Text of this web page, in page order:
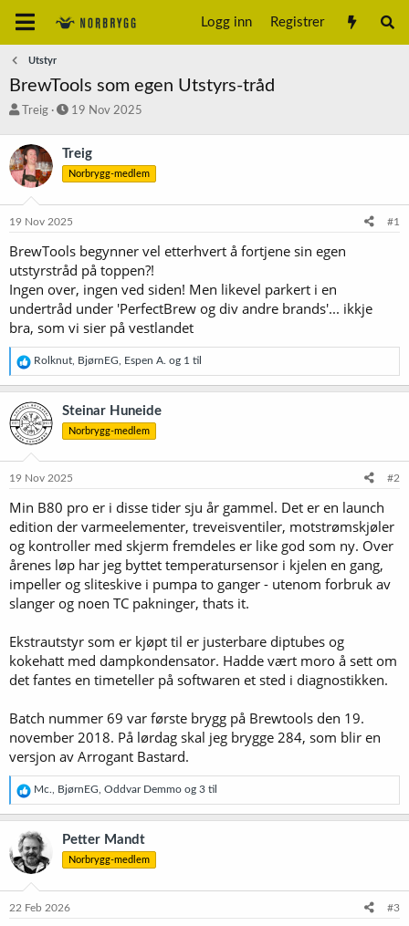
Logg inn Registrer
Utstyr
BrewTools som egen Utstyrs-tråd
T
å
d
s
a
e
r
Treig
S
r
t
a
t
19 Nov 2025
Treig
Norbrygg-medlem
19 Nov 2025 #1
BrewTools begynner vel etterhvert å fortjene sin egen
utstyrstråd på toppen?!
Ingen over, ingen ved siden! Men likevel parkert i en
undertråd under 'PerfectBrew og div andre brands'... ikkje
bra, som vi sier på vestlandet
R
e
a
k
s
j
o
e
Rolknut BjørnEG Espen A. og 1 til
Steinar Huneide
Norbrygg-medlem
19 Nov 2025 #2
Min B80 pro er i disse tider sju år gammel. Det er en launch
edition der varmeelementer, treveisventiler, motstrømskjøler
og kontroller med skjerm fremdeles er like god som ny. Over
årenes løp har jeg byttet temperatursensor i kjelen en gang,
impeller og sliteskive i pumpa to ganger - utenom forbruk av
slanger og noen TC pakninger, thats it.
Ekstrautstyr som er kjøpt til er justerbare diptubes og
kokehatt med dampkondensator. Hadde vært moro å sett om
det fantes en timeteller på softwaren et sted i diagnostikken.
Batch nummer 69 var første brygg på Brewtools den 19.
november 2018. På lørdag skal jeg brygge 284, som blir en
versjon av Arrogant Bastard.
R
e
a
k
s
j
o
e
Mc. BjørnEG Oddvar Demmo og 3 til
Petter Mandt
Norbrygg-medlem
22 Feb 2026 #3